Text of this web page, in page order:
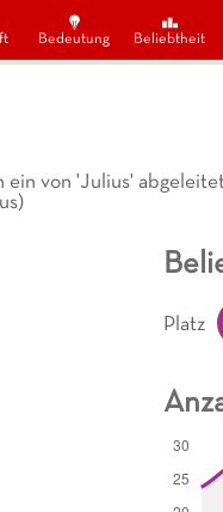
Bedeutung Beliebtheit
von 'Julius'
Platz